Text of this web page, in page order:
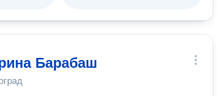
Барабаш